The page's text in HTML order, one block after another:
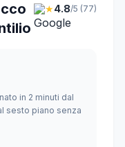
★4.8/5 (77)
in 2 minuti dal
sesto piano senza